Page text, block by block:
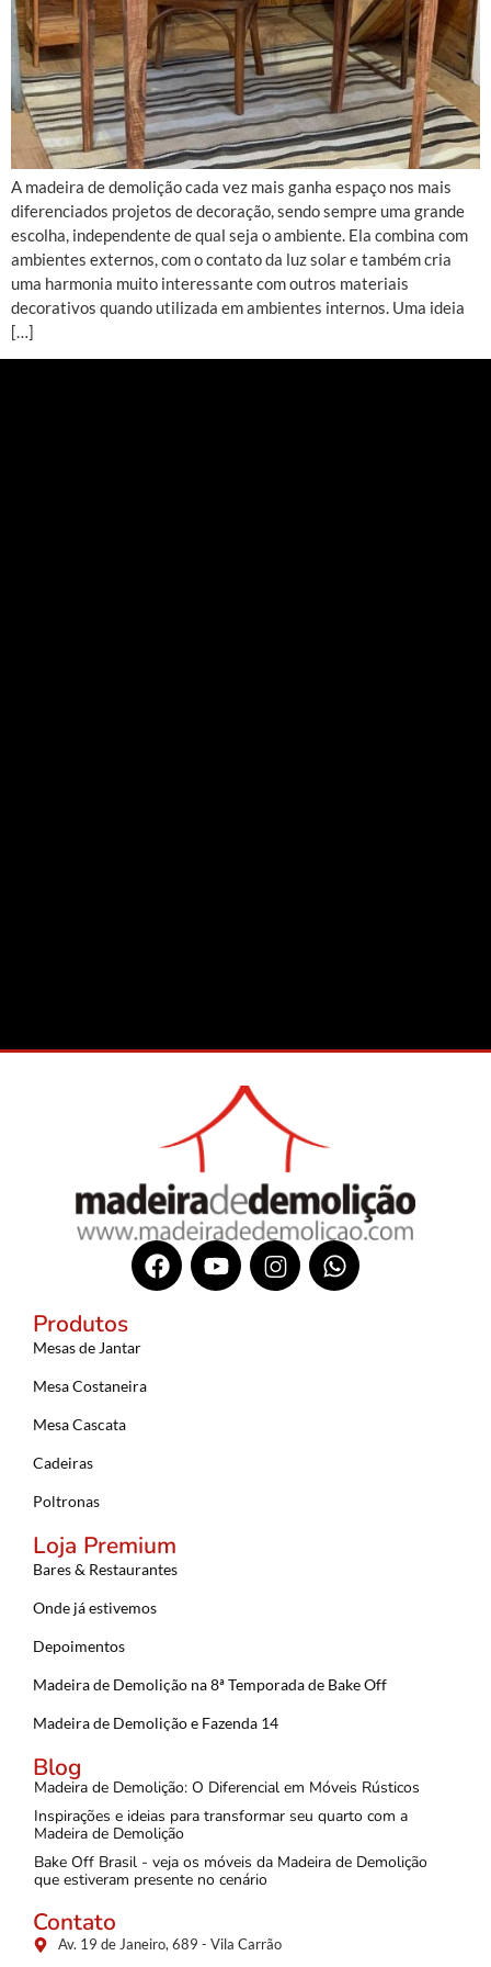
A madeira de demolição cada vez mais ganha espaço nos mais
diferenciados projetos de decoração, sendo sempre uma grande
escolha, independente de qual seja o ambiente. Ela combina com
ambientes externos, com o contato da luz solar e também cria
uma harmonia muito interessante com outros materiais
decorativos quando utilizada em ambientes internos. Uma ideia
[…]
Produtos
Mesas de Jantar
Mesa Costaneira
Mesa Cascata
Cadeiras
Poltronas
Loja Premium
Bares & Restaurantes
Onde já estivemos
Depoimentos
Madeira de Demolição na 8ª Temporada de Bake Off
Madeira de Demolição e Fazenda 14
Blog
Madeira de Demolição: O Diferencial em Móveis Rústicos
Inspirações e ideias para transformar seu quarto com a
Madeira de Demolição
Bake Off Brasil - veja os móveis da Madeira de Demolição
que estiveram presente no cenário
Contato
Av. 19 de Janeiro, 689 - Vila Carrão